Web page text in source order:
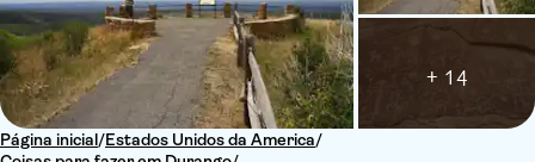
Página inicial/Estados Unidos da America/
+ 14